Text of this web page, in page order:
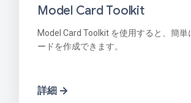
Model Card Toolkit
Model Card Toolkit を使用すると、簡単
ードを作成できます。
詳細